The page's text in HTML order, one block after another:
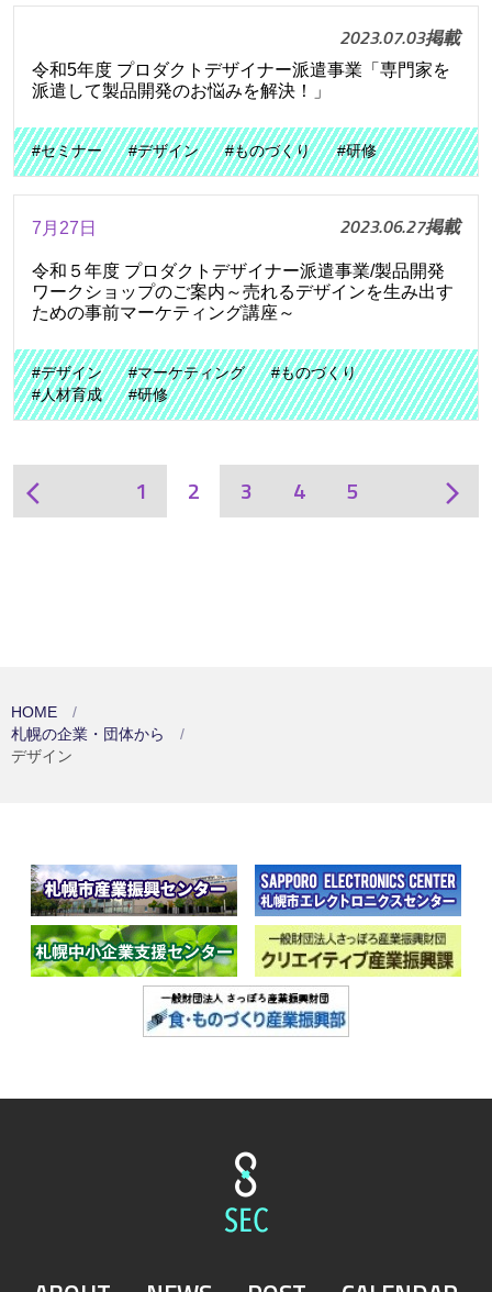
2023.07.03掲載
令和5年度 プロダクトデザイナー派遣事業「専門家を
派遣して製品開発のお悩みを解決！」
#セミナー #デザイン #ものづくり #研修
7月27日 2023.06.27掲載
令和５年度 プロダクトデザイナー派遣事業/製品開発
ワークショップのご案内～売れるデザインを生み出す
ための事前マーケティング講座～
#デザイン #マーケティング
#ものづくり
#人材育成
#研修
arrow_back_ios 1 2 3 4 5 arrow_forward_ios
HOME
札幌の企業・団体から
デザイン